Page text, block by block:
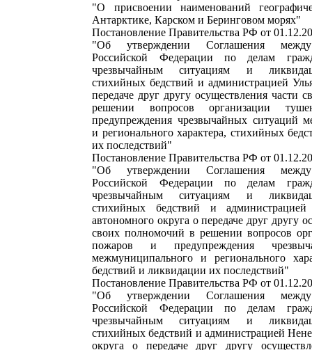
"О присвоении наименований
Антарктике, Карском и Беринговом морях"
Постановление Правительства РФ от
"Об утверждении Соглашения между
Российской Федерации по делам
чрезвычайным ситуациям и
стихийных бедствий и администрацией
передаче друг другу осуществления части
решении вопросов организации
предупреждения чрезвычайных ситуаций
и регионального характера, стихийных
их последствий"
Постановление Правительства РФ от
"Об утверждении Соглашения между
Российской Федерации по делам
чрезвычайным ситуациям и
стихийных бедствий и администрацией
автономного округа о передаче друг другу
своих полномочий в решении вопросов
пожаров и предупреждения
межмуниципального и регионального
бедствий и ликвидации их последствий"
Постановление Правительства РФ от
"Об утверждении Соглашения между
Российской Федерации по делам
чрезвычайным ситуациям и
стихийных бедствий и администрацией
округа о передаче друг другу